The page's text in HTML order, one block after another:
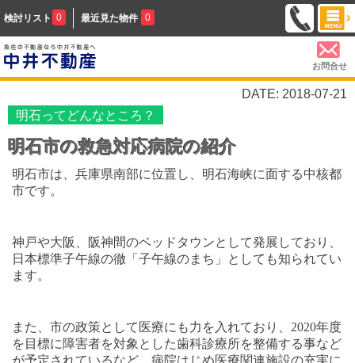
検討リスト 0 最近見た物件 0
お問合せ
DATE: 2018-07-21
明石ってどんなところ？
明石市の救急対応病院の紹介
明石市は、兵庫県南部に位置し、明石海峡に面する中核都
市です。
神戸や大阪、阪神間のベッドタウンとして発展しており、
日本標準子午線の徹「子午線のまち」としても知られてい
ます。
また、市の政策として医療にも力を入れており、 2020年度
を目標に障害者を対象とした歯科診療所を整備する事など
が予定されているなど、病院はじめ医療関連施設の充実に